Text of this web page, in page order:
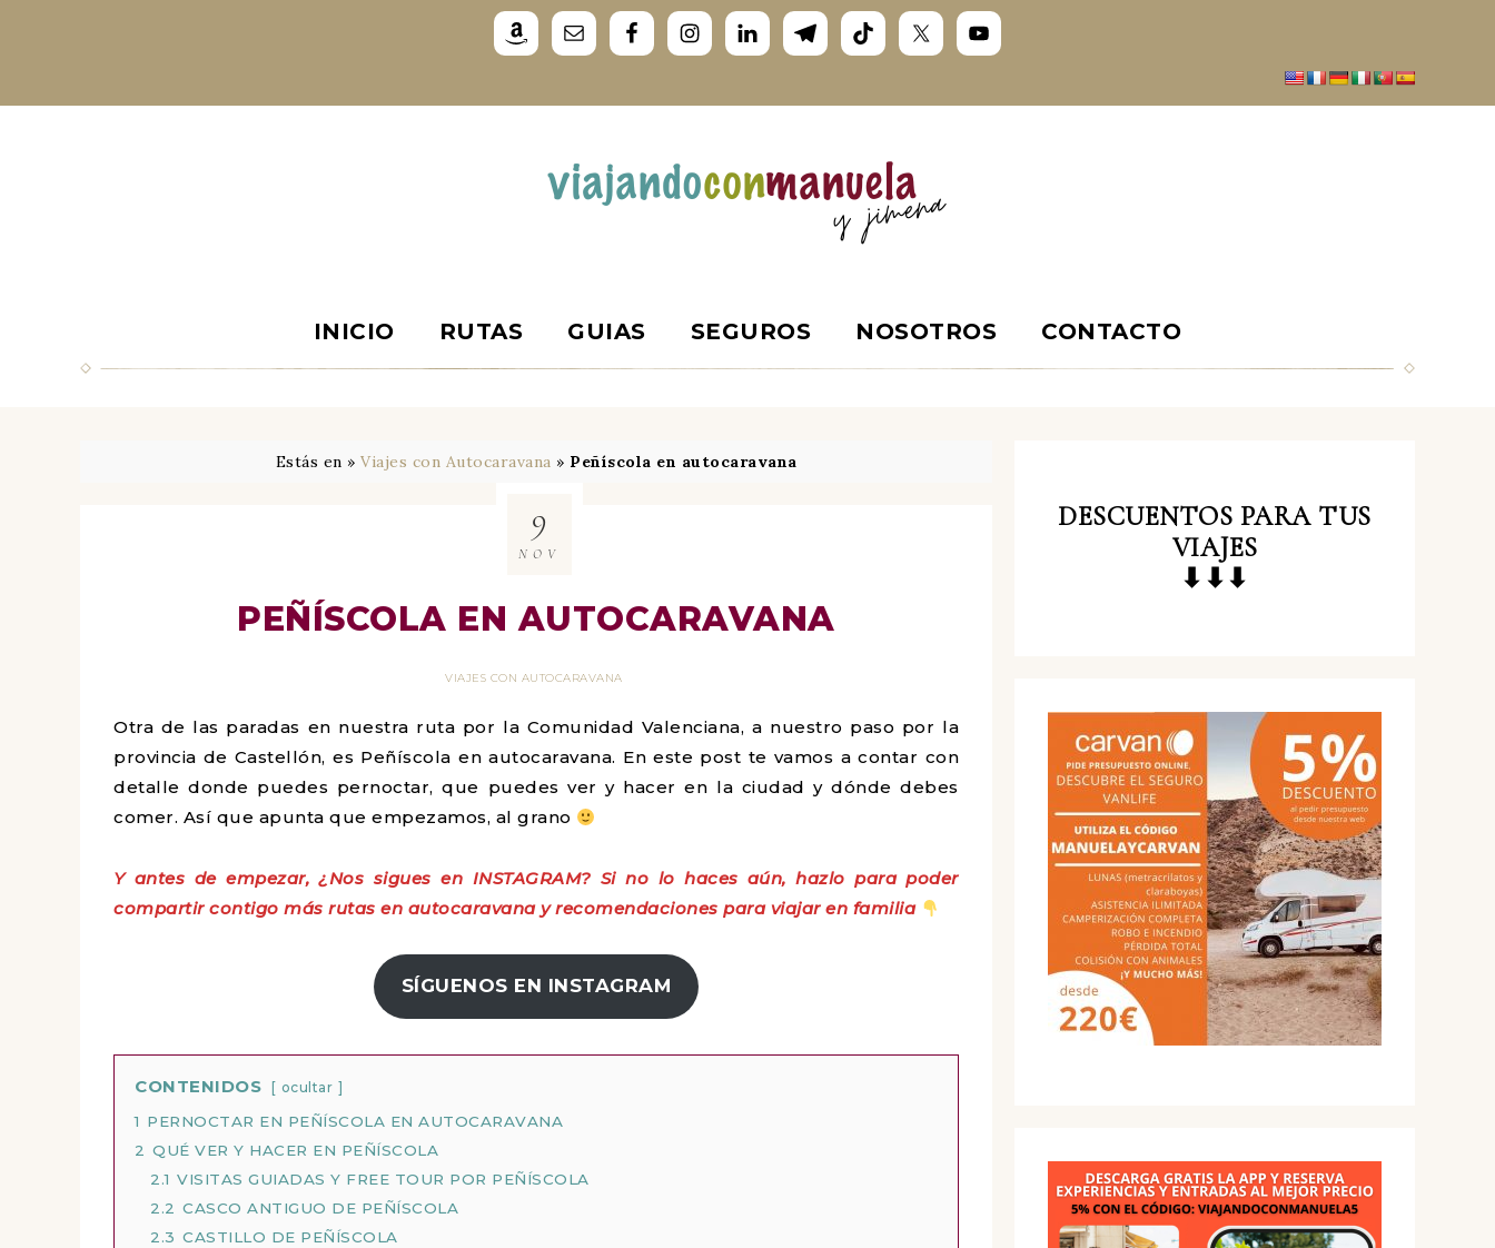
INICIO RUTAS GUIAS SEGUROS NOSOTROS CONTACTO
Estás en » Viajes con Autocaravana » Peñíscola en autocaravana
PEÑÍSCOLA EN AUTOCARAVANA
VIAJES CON AUTOCARAVANA
9
NOV
Otra de las paradas en nuestra ruta por la Comunidad Valenciana, a nuestro paso por la
provincia de Castellón, es Peñíscola en autocaravana. En este post te vamos a contar con
detalle donde puedes pernoctar, que puedes ver y hacer en la ciudad y dónde debes
comer. Así que apunta que empezamos, al grano
Y antes de empezar, ¿Nos sigues en INSTAGRAM? Si no lo haces aún, hazlo para poder
compartir contigo más rutas en autocaravana y recomendaciones para viajar en familia
SÍGUENOS EN INSTAGRAM
CONTENIDOS ocultar
1 PERNOCTAR EN PEÑÍSCOLA EN AUTOCARAVANA
2 QUÉ VER Y HACER EN PEÑÍSCOLA
2.1 VISITAS GUIADAS Y FREE TOUR POR PEÑÍSCOLA
2.2 CASCO ANTIGUO DE PEÑÍSCOLA
2.3 CASTILLO DE PEÑÍSCOLA
DESCUENTOS PARA TUS
VIAJES
⬇⬇⬇